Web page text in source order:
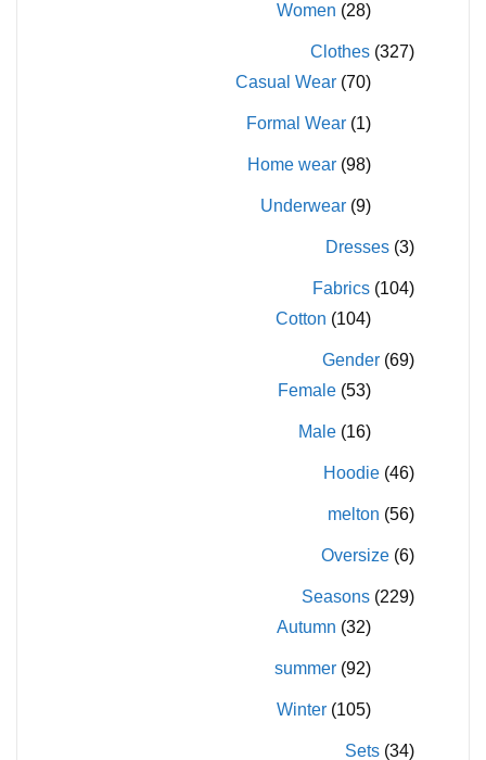
Women (28)
Clothes (327)
Casual Wear (70)
Formal Wear (1)
Home wear (98)
Underwear (9)
Dresses (3)
Fabrics (104)
Cotton (104)
Gender (69)
Female (53)
Male (16)
Hoodie (46)
melton (56)
Oversize (6)
Seasons (229)
Autumn (32)
summer (92)
Winter (105)
Sets (34)